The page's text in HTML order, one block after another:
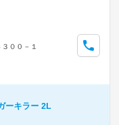
００－１
ーキラー 2L